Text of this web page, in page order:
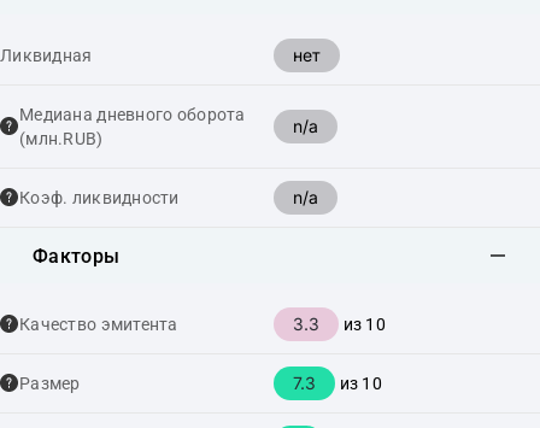
Ликвидная нет
Медиана дневного оборота
(млн.RUB)
n/a
Коэф. ликвидности n/a
Факторы
Качество эмитента 3.3 из 10
Размер 7.3 из 10